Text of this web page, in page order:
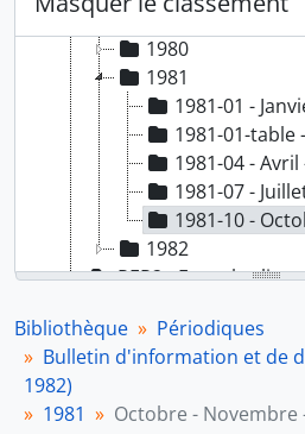
1979
1980
1981
1981-01 -
1981-01-table
1981-04 - Avril
1981-07 - Juillet
1981-10 - Octobre
1982
PER2 - Entre les
PER4 - Savoir faire
PER5 - Actua - Comité
PER7 - Bulletin de la Compagnie française pour
Bibliothèque
Périodiques
Bulletin d'information et de
1982)
1981
Octobre - Novembre